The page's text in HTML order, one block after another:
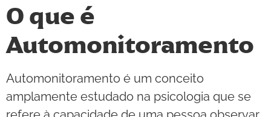
O que é
Automonitoramento
Automonitoramento é um conceito
amplamente estudado na psicologia que se